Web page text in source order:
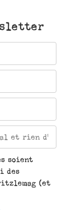
soient
des
(et